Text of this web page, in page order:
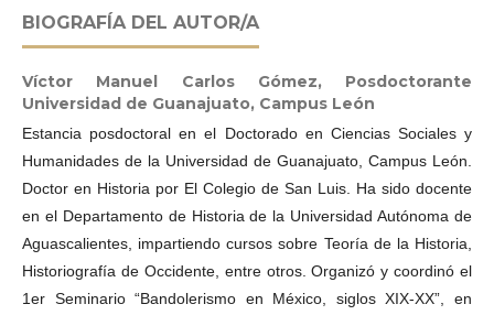
BIOGRAFÍA DEL AUTOR/A
Víctor Manuel Carlos Gómez, Posdoctorante
Universidad de Guanajuato, Campus León
Estancia posdoctoral en el Doctorado en Ciencias Sociales y
Humanidades de la Universidad de Guanajuato, Campus León.
Doctor en Historia por El Colegio de San Luis. Ha sido docente
en el Departamento de Historia de la Universidad Autónoma de
Aguascalientes, impartiendo cursos sobre Teoría de la Historia,
Historiografía de Occidente, entre otros. Organizó y coordinó el
1er Seminario “Bandolerismo en México, siglos XIX-XX”, en